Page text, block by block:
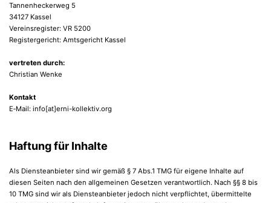
Tannenheckerweg 5
34127 Kassel
Vereinsregister: VR 5200
Registergericht: Amtsgericht Kassel
vertreten durch:
Christian Wenke
Kontakt
E‑Mail: info[at]erni-kollektiv.org
Haftung für Inhalte
Als Diensteanbieter sind wir gemäß § 7 Abs.1 TMG für eigene Inhalte auf
diesen Seiten nach den allgemeinen Gesetzen verantwortlich. Nach §§ 8 bis
10 TMG sind wir als Diensteanbieter jedoch nicht verpflichtet, übermittelte